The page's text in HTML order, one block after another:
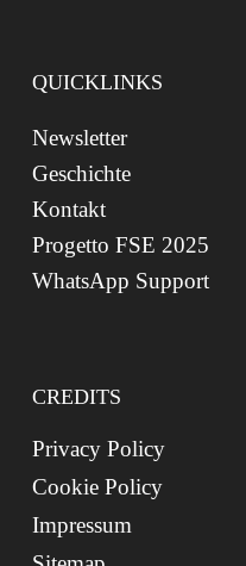
QUICKLINKS
Newsletter
Geschichte
Kontakt
Progetto FSE 2025
WhatsApp Support
CREDITS
Privacy Policy
Cookie Policy
Impressum